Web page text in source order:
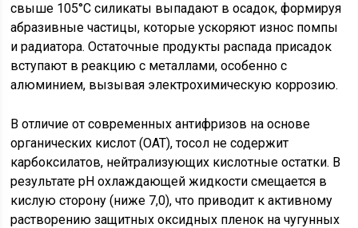
свыше 105°C силикаты выпадают в осадок, формируя
абразивные частицы, которые ускоряют износ помпы
и радиатора. Остаточные продукты распада присадок
вступают в реакцию с металлами, особенно с
алюминием, вызывая электрохимическую коррозию.
В отличие от современных антифризов на основе
органических кислот (OAT), тосол не содержит
карбоксилатов, нейтрализующих кислотные остатки. В
результате pH охлаждающей жидкости смещается в
кислую сторону (ниже 7,0), что приводит к активному
растворению защитных оксидных пленок на чугунных